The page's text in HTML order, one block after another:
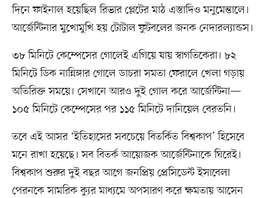
দিনে ফাইনাল হয়েছিল রিভার প্লেটের মাঠ এস্তাদিও মনুমেন্তালে।
আর্জেন্টিনার মুখোমুখি হয় টোটাল ফুটবলের জনক নেদারল্যান্ডস।
৩৮ মিনিটে কেম্পেসের গোলেই এগিয়ে যায় স্বাগতিকেরা। ৮২
মিনিটে ডিক নান্নিঙ্গার গোলে ডাচরা সমতা ফেরালে খেলা গড়ায়
অতিরিক্ত সময়ে। সেখানে আরও দুই গোল করে আর্জেন্টিনা—
১০৫ মিনিটে কেম্পেসের পর ১১৫ মিনিটে দানিয়েল বেরতনি।
তবে এই আসর ‘ইতিহাসের সবচেয়ে বিতর্কিত বিশ্বকাপ’ হিসেবে
মনে রাখা হয়েছে। সব বিতর্ক আয়োজক আর্জেন্টিনাকে ঘিরেই।
বিশ্বকাপ শুরুর দুই বছর আগে জনপ্রিয় প্রেসিডেন্ট ইসাবেলা
পেরনকে সামরিক ক্যুর মাধ্যমে অপসারণ করে ক্ষমতায় আসেন